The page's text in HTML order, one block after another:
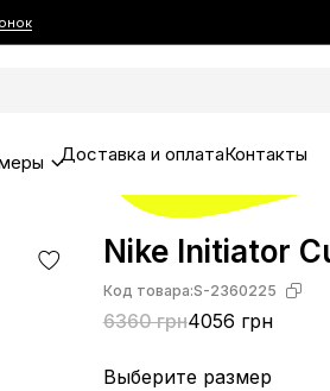
Доставка и оплатаКонтакты
Nike Initiator
Код товара:S-2360225
6360 грн4056 грн
Выберите размер